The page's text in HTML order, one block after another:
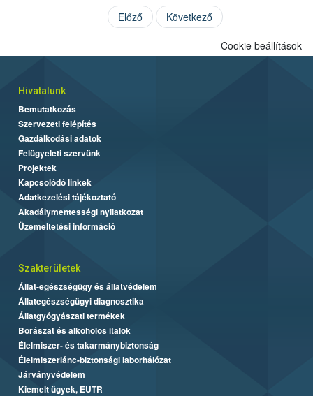
Előző Következő
Cookie beállítások
Hivatalunk
Bemutatkozás
Szervezeti felépítés
Gazdálkodási adatok
Felügyeleti szervünk
Projektek
Kapcsolódó linkek
Adatkezelési tájékoztató
Akadálymentességi nyilatkozat
Üzemeltetési információ
Szakterületek
Állat-egészségügy és állatvédelem
Állategészségügyi diagnosztika
Állatgyógyászati termékek
Borászat és alkoholos italok
Élelmiszer- és takarmánybiztonság
Élelmiszerlánc-biztonsági laborhálózat
Járványvédelem
Kiemelt ügyek, EUTR